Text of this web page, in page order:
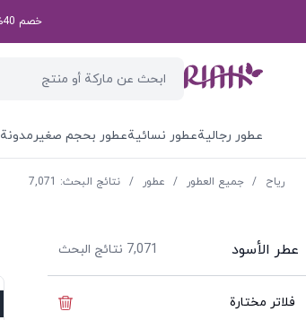
خصم 40% على العطور + خصم إضافي بقيمة 50 درهم إماراتي على طلبك الأول! رمز الخصم الخاص بك: first50aed
عطور رجاليةعطور نسائيةعطور بحجم صغيرمدونة
ریاح / جميع العطور / عطور / نتائج البحث: 7,071
عطر الأسود 7,071 نتائج البحث
فلاتر مختارة